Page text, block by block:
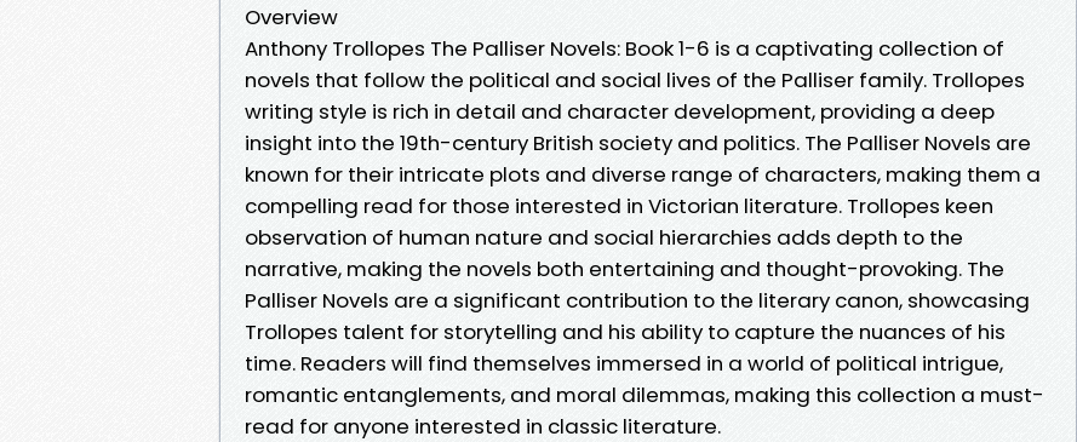
Overview
Anthony Trollopes The Palliser Novels: Book 1-6 is a captivating collection of
novels that follow the political and social lives of the Palliser family. Trollopes
writing style is rich in detail and character development, providing a deep
insight into the 19th-century British society and politics. The Palliser Novels are
known for their intricate plots and diverse range of characters, making them a
compelling read for those interested in Victorian literature. Trollopes keen
observation of human nature and social hierarchies adds depth to the
narrative, making the novels both entertaining and thought-provoking. The
Palliser Novels are a significant contribution to the literary canon, showcasing
Trollopes talent for storytelling and his ability to capture the nuances of his
time. Readers will find themselves immersed in a world of political intrigue,
romantic entanglements, and moral dilemmas, making this collection a must-
read for anyone interested in classic literature.